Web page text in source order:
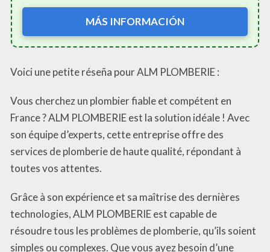
MÁS INFORMACIÓN
Voici une petite réseña pour ALM PLOMBERIE :
Vous cherchez un plombier fiable et compétent en
France ? ALM PLOMBERIE est la solution idéale ! Avec
son équipe d’experts, cette entreprise offre des
services de plomberie de haute qualité, répondant à
toutes vos attentes.
Grâce à son expérience et sa maîtrise des dernières
technologies, ALM PLOMBERIE est capable de
résoudre tous les problèmes de plomberie, qu’ils soient
simples ou complexes. Que vous ayez besoin d’une